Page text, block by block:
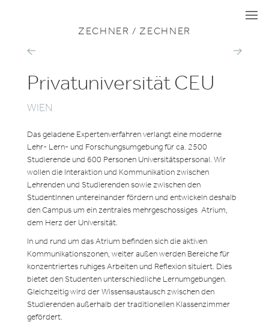
I
I
I
ZECHNER / ZECHNER
FH
Privatuniversität CEU
WIEN
Das geladene Expertenverfahren verlangt eine moderne
Lehr- Lern- und Forschungsumgebung für ca. 2500
Studierende und 600 Personen Universitätspersonal. Wir
wollen die Interaktion und Kommunikation zwischen
Lehrenden und Studierenden sowie zwischen den
StudentInnen untereinander fördern und entwickeln deshalb
den Campus um ein zentrales mehrgeschossiges Atrium,
dem Herz der Universität.
In und rund um das Atrium befinden sich die aktiven
Kommunikationszonen, weiter außen werden Bereiche für
konzentriertes ruhiges Arbeiten und Reflexion situiert. Dies
bietet den Studenten unterschiedliche Lernumgebungen.
Gleichzeitig wird der Wissensaustausch zwischen den
Studierenden außerhalb der traditionellen Klassenzimmer
gefördert.